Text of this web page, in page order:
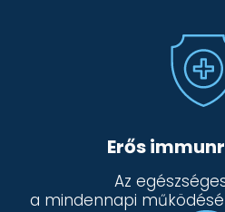
Erős
Az
a mindennapi